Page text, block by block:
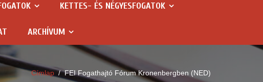
KETTES- ÉS NÉGYESFOGATOK
ARCHÍVUM
Címlap/FEI Fogathajtó Fórum Kronenbergben (NED)